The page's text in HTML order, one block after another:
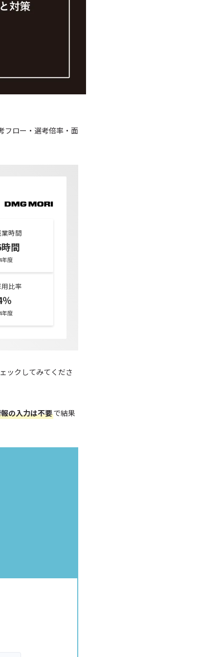
フロー・選考倍率・面
時間
間
年度
比率
年度
ックしてみてくださ
の入力は不要で結果